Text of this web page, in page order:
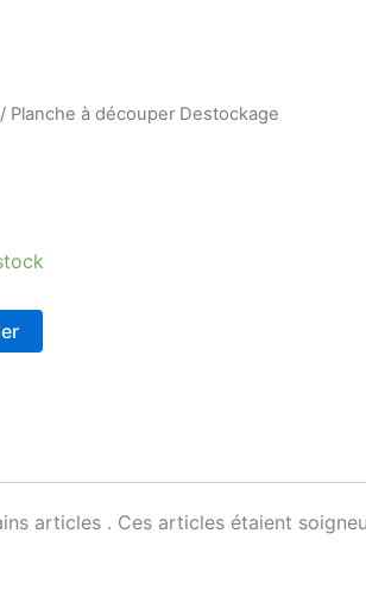
/ Planche à découper Destockage
articles . Ces articles étaient